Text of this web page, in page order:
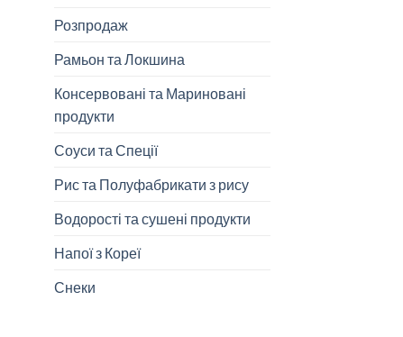
Розпродаж
Рамьон та Локшина
Консервовані та Мариновані
продукти
Соуси та Спеції
Рис та Полуфабрикати з рису
Водорості та сушені продукти
Напої з Кореї
Снеки